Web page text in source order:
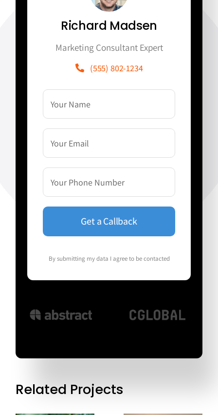
Richard Madsen
Marketing Consultant Expert
(555) 802-1234
By submitting my data I agree to be contacted
Related Projects